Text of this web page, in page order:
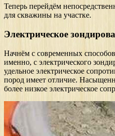
Теперь перейдём
для скважины на участке.
Электрическое
Начнём с современных
именно, с электрического
удельное электрическое
пород имеет отличие.
более низкое электрическое